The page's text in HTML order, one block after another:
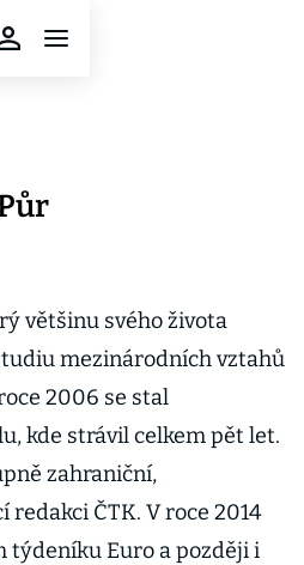
většinu svého života
mezinárodních vztahů
2006 se stal
kde strávil celkem pět let.
zahraniční,
redakci ČTK. V roce 2014
týdeníku Euro a později i